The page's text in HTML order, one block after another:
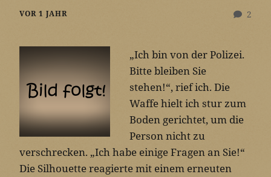
2
VOR 1 JAHR
„Ich bin von der Polizei.
Bitte bleiben Sie
stehen!“, rief ich. Die
Waffe hielt ich stur zum
Boden gerichtet, um die
Person nicht zu
verschrecken. „Ich habe einige Fragen an Sie!“
Die Silhouette reagierte mit einem erneuten